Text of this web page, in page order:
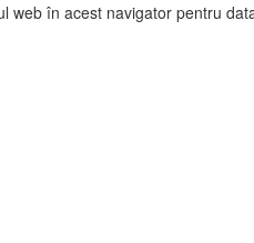
web în acest navigator pentru